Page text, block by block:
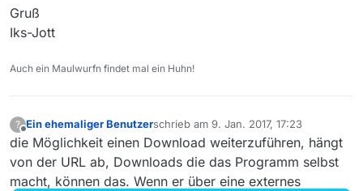
Gruß
Iks-Jott
Auch ein Maulwurfn findet mal ein Huhn!
?
Offline
Ein ehemaliger Benutzerschrieb am 9. Jan. 2017, 17:23
zuletzt editiert von
die Möglichkeit einen Download weiterzuführen, hängt
von der URL ab, Downloads die das Programm selbst
macht, können das. Wenn er über eine externes